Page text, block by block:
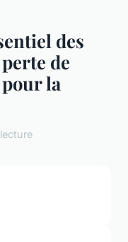
des
de
la